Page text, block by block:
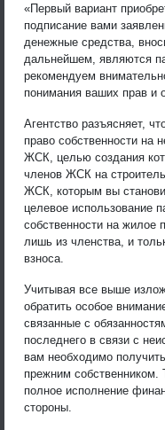
«Первый вариант
подписание вами
денежные средства,
дальнейшем, являются
рекомендуем
понимания ваших прав и
Агентство разъясняет,
право собственности на
ЖСК, целью создания
членов ЖСК на
ЖСК, которым вы
целевое использование
собственности на
лишь из членства, и
взноса.
Учитывая все выше
обратить особое
связанные с
последнего в связи с
вам необходимо
прежним
полное исполнение
стороны.